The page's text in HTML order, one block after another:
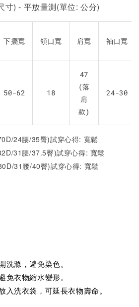
寸) - 平放量測(單位: 公分)
下擺寬 領口寬 肩寬 袖口寬
50-62 18
47
(落
肩
款)
24-30
24腰/35臀)試穿心得: 寬鬆
31腰/37.5臀)試穿心得: 寬鬆
31腰/40臀)試穿心得: 寬鬆
滌，避免染色。
衣物縮水變形。
洗衣袋，可延長衣物壽命。